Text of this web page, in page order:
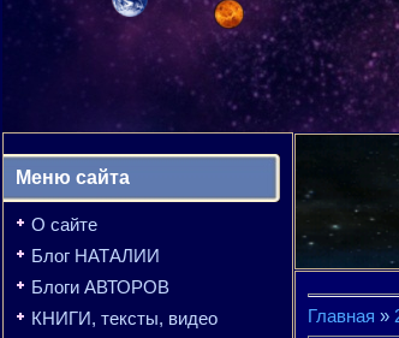
Меню сайта
О сайте
Блог НАТАЛИИ
Блоги АВТОРОВ
КНИГИ, тексты, видео
Главная »